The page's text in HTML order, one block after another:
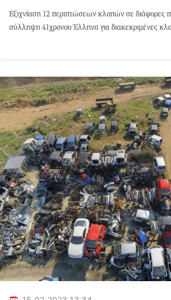
Εξιχνίαση 12 περιπτώσεων κλοπών σε διάφορες
σύλληψη 41χρονου Έλληνα για διακεκριμένες